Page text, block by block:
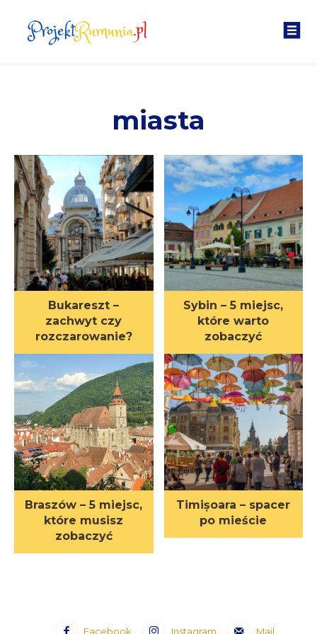
miasta
Bukareszt –
zachwyt czy
rozczarowanie?
Sybin – 5 miejsc,
które warto
zobaczyć
Braszów – 5 miejsc,
które musisz
zobaczyć
Timișoara – spacer
po mieście
Facebook Instagram Mail